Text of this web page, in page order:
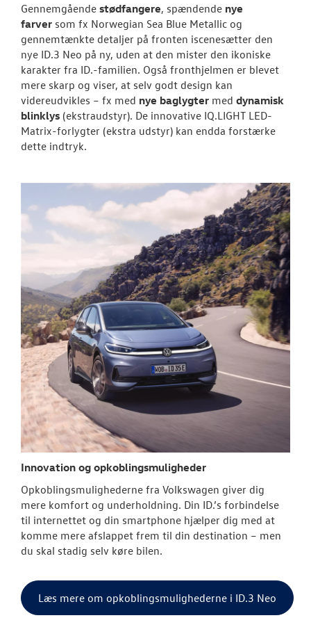
Gennemgående stødfangere, spændende nye
farver som fx Norwegian Sea Blue Metallic og
gennemtænkte detaljer på fronten iscenesætter den
nye ID.3 Neo på ny, uden at den mister den ikoniske
karakter fra ID.-familien. Også fronthjelmen er blevet
mere skarp og viser, at selv godt design kan
videreudvikles – fx med nye baglygter med dynamisk
blinklys (ekstraudstyr). De innovative IQ.LIGHT LED-
Matrix-forlygter (ekstra udstyr) kan endda forstærke
dette indtryk.
Innovation og opkoblingsmuligheder
Opkoblingsmulighederne fra Volkswagen giver dig
mere komfort og underholdning. Din ID.’s forbindelse
til internettet og din smartphone hjælper dig med at
komme mere afslappet frem til din destination – men
du skal stadig selv køre bilen.
Læs mere om opkoblingsmulighederne i ID.3 Neo